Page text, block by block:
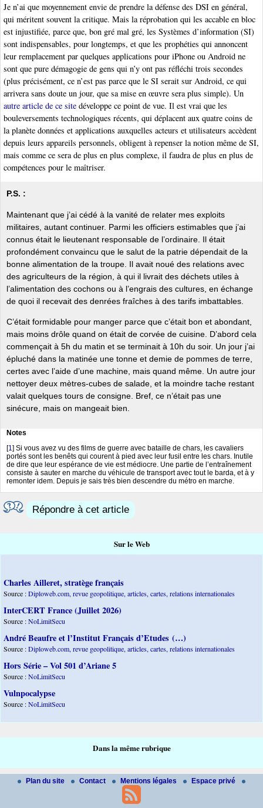
Je n’ai que moyennement envie de prendre la défense des DSI en général,
qui méritent souvent la critique. Mais la réprobation qui les accable en bloc
est injustifiée, parce que, bon gré mal gré, les Systèmes d’information (SI)
sont indispensables, pour longtemps, et que les prophéties qui annoncent
leur remplacement par quelques applications pour iPhone ou Android ne
sont que pure démagogie de gens qui n’y ont pas réfléchi trois secondes
(plus précisément, ce n’est pas parce que le SI serait sur Android, ce qui
arrivera sans doute un jour, que sa mise en œuvre sera plus simple). Un
autre article de ce site développe ce point de vue. Il est vrai que les
bouleversements technologiques récents, qui déplacent aux quatre coins de
la planète données et applications auxquelles acteurs et utilisateurs accèdent
depuis leurs appareils personnels, obligent à repenser la notion même de SI,
mais comme ce sera de plus en plus complexe, il faudra de plus en plus de
compétences pour le maîtriser.
P.S. :
Maintenant que j’ai cédé à la vanité de relater mes exploits
militaires, autant continuer. Parmi les officiers estimables que j’ai
connus était le lieutenant responsable de l’ordinaire. Il était
profondément convaincu que le salut de la patrie dépendait de la
bonne alimentation de la troupe. Il avait noué des relations avec
des agriculteurs de la région, à qui il livrait des déchets utiles à
l’alimentation des cochons ou à l’engrais des cultures, en échange
de quoi il recevait des denrées fraîches à des tarifs imbattables.
C’était formidable pour manger parce que c’était bon et abondant,
mais moins drôle quand on était de corvée de cuisine. D’abord cela
commençait à 5h du matin et se terminait à 10h du soir. Un jour j’ai
épluché dans la matinée une tonne et demie de pommes de terre,
certes avec l’aide d’une machine, mais quand même. Un autre jour
nettoyer deux mètres-cubes de salade, et la moindre tache restant
valait quelques tours de consigne. Bref, ce n’était pas une
sinécure, mais on mangeait bien.
Notes
[1] Si vous avez vu des films de guerre avec bataille de chars, les cavaliers
portés sont les benêts qui courent à pied avec leur fusil entre les chars. Inutile
de dire que leur espérance de vie est médiocre. Une partie de l’entraînement
consiste à sauter en marche du véhicule de transport avec tout le barda, et à y
remonter idem. Depuis je sais très bien descendre du métro en marche.
Répondre à cet article
Sur le Web
Charles Ailleret, stratège français
Source :Diploweb.com, revue geopolitique, articles, cartes, relations internationales
InterCERT France (Juillet 2026)
Source :NoLimitSecu
André Beaufre et l’Institut Français d’Etudes (…)
Source :Diploweb.com, revue geopolitique, articles, cartes, relations internationales
Hors Série – Vol 501 d’Ariane 5
Source :NoLimitSecu
Vulnpocalypse
Source :NoLimitSecu
Dans la même rubrique
Plan du site Contact Mentions légales Espace privé